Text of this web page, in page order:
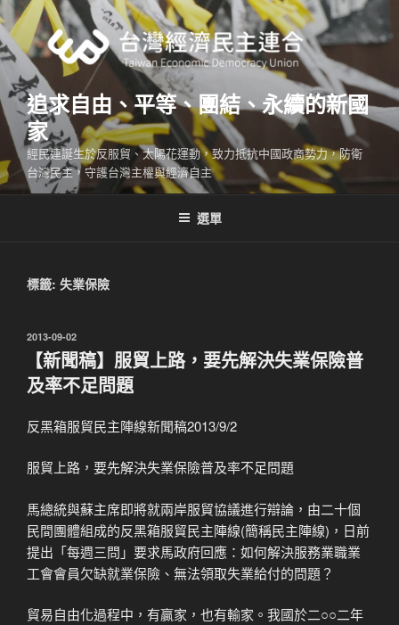
跳
至
主
內
容
追求自由、平等、團結、永續的新國
家
經民連誕生於反服貿、太陽花運動，致力抵抗中國政商勢力，防衛
台灣民主，守護台灣主權與經濟自主
選單
標籤: 失業保險
發
2013-09-02
【新聞稿】服貿上路，要先解決失業保險普
及率不足問題
反黑箱服貿民主陣線新聞稿2013/9/2
服貿上路，要先解決失業保險普及率不足問題
馬總統與蘇主席即將就兩岸服貿協議進行辯論，由二十個
民間團體組成的反黑箱服貿民主陣線(簡稱民主陣線)，日前
提出「每週三問」要求馬政府回應：如何解決服務業職業
工會會員欠缺就業保險、無法領取失業給付的問題？
貿易自由化過程中，有贏家，也有輸家。我國於二○○二年